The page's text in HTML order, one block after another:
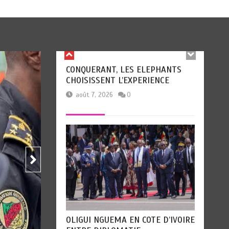
Société
LE RETOUR DE DIEUNEDORT
PASTEUR PANTOUFLARD
OLIGUI NGUEMA EN COTE D’IVOIRE
ENTRE DIPLOMATIE
COOPERATION ET PROXIMITE
AVEC LA DIASPORA GABONAISE
août 8, 2026 0